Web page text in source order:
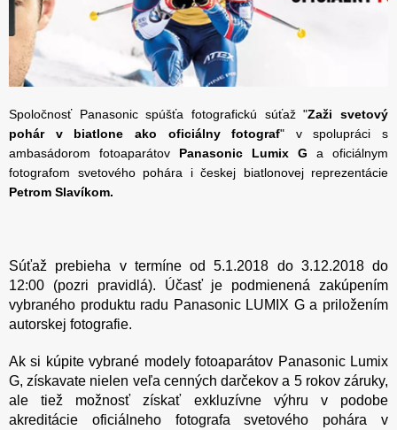
Spoločnosť Panasonic spúšťa fotografickú súťaž "Zaži svetový
pohár v biatlone ako oficiálny fotograf" v spolupráci s
ambasádorom fotoaparátov Panasonic Lumix G a oficiálnym
fotografom svetového pohára i českej biatlonovej reprezentácie
Petrom Slavíkom.
Súťaž prebieha v termíne od 5.1.2018 do 3.12.2018 do
12:00 (pozri pravidlá). Účasť je podmienená zakúpením
vybraného produktu radu Panasonic LUMIX G a priložením
autorskej fotografie.
Ak si kúpite vybrané modely fotoaparátov Panasonic Lumix
G, získavate nielen veľa cenných darčekov a 5 rokov záruky,
ale tiež možnosť získať exkluzívne výhru v podobe
akreditácie oficiálneho fotografa svetového pohára v